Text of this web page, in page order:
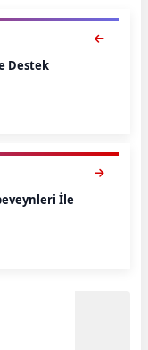
Destek
İle